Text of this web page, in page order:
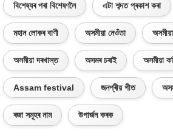
বিশেষ্যৰ পৰা বিশেষণলৈ এটা শব্দত প্ৰকাশ কৰা
মহান লোকৰ বাণী অসমীয়া নেওঁতা
অসমীয়া দৰখাস্ত অসমৰ চৰাই অসমীয়া
Assam festival জনপ্ৰীয় গীত
ৰজা সমূহৰ নাম উপাৰ্জন কৰক